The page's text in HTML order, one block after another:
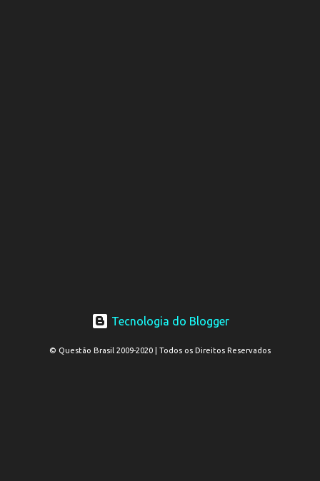
Tecnologia do Blogger
© Questão Brasil 2009-2020 | Todos os Direitos Reservados